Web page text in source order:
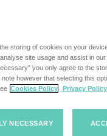
placent au cœur
storing of cookies on your
site usage and assist in
you only agree to the
however that selecting this
Cookies Policy Privacy Policy
NECESSARY